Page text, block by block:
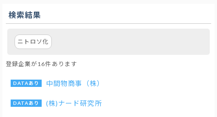
検索結果
ニトロソ化
登録企業が16件あります
中間物商事（株）
(株)ナード研究所